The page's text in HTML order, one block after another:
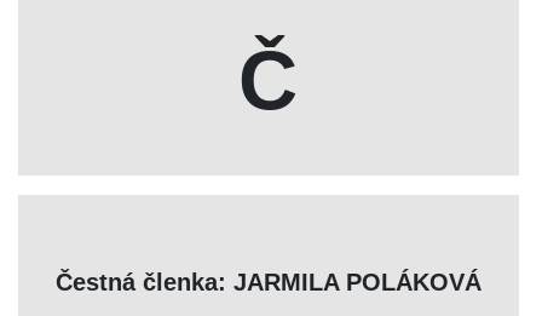
Č
Čestná členka: JARMILA POLÁKOVÁ